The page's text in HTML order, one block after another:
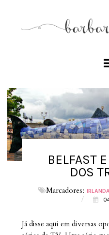
BELFAST
DOS
Marcadores:
/
Já disse aqui em diversas